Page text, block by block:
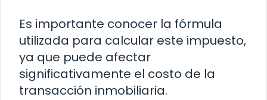
Es importante conocer la fórmula
utilizada para calcular este impuesto,
ya que puede afectar
significativamente el costo de la
transacción inmobiliaria.